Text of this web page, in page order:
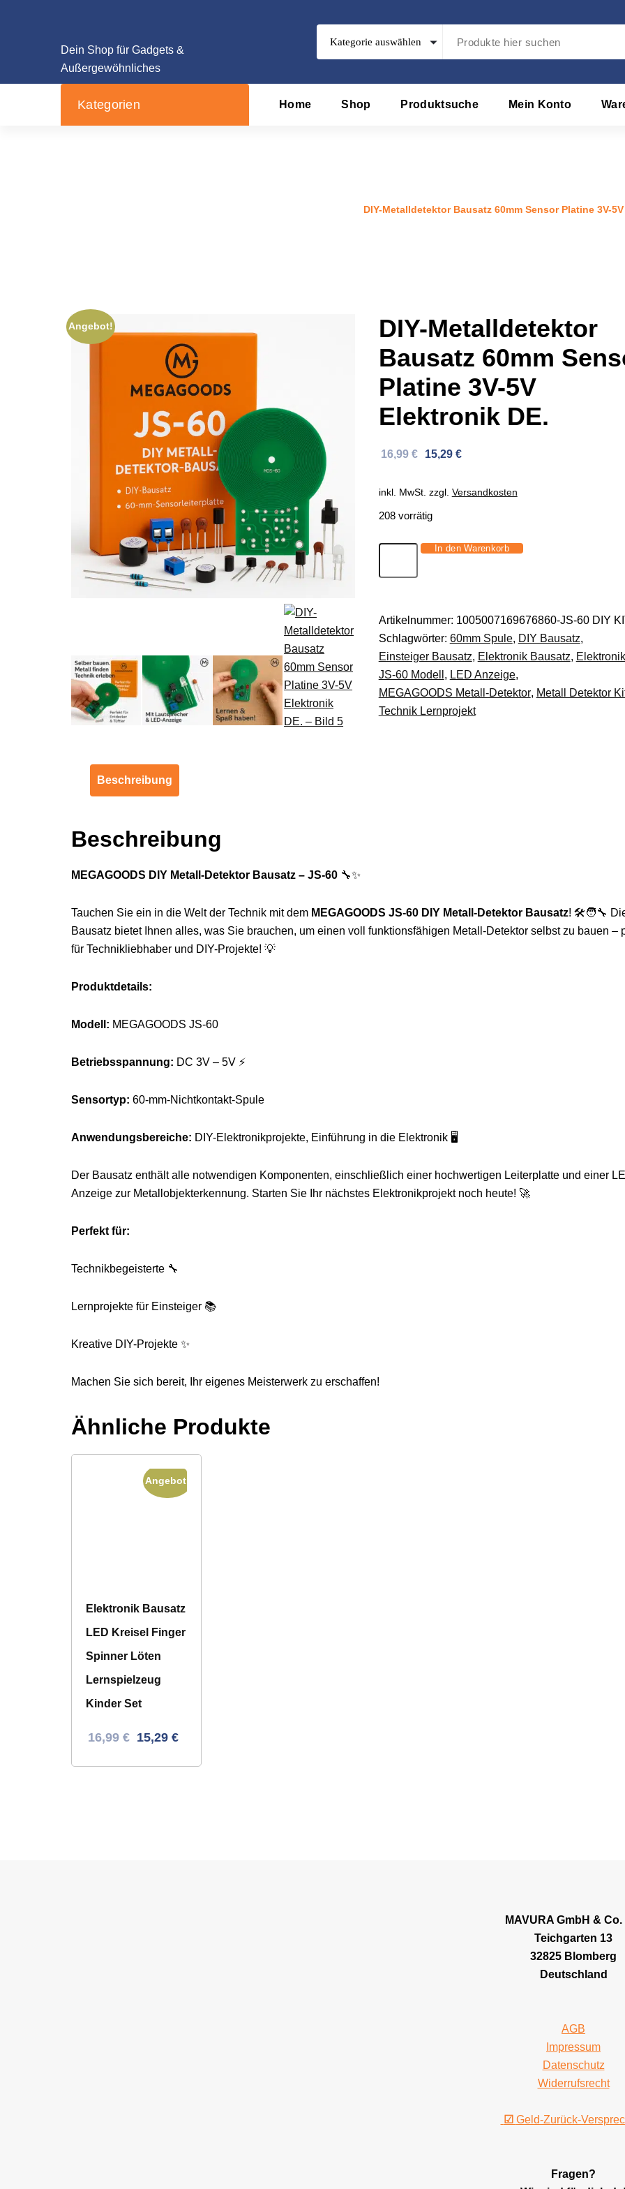
Dein Shop für Gadgets &
Außergewöhnliches
Kategorien Home Shop Produktsuche Mein Konto
DIY-Metalldetektor Bausatz 60mm Sensor Platine 3V-
Angebot!
DIY-Metalldetektor
Bausatz 60mm
Platine 3V-5V
Elektronik DE.
Ursprünglicher
war:
16,99 €
Aktueller
ist:
15,29 €
inkl. MwSt. zzgl. Versandkosten
208 vorrätig
Sensor
Platine
3V-
5V
Elektronik
DE.
In den Warenkorb
Artikelnummer: 1005007169676860-JS-60 DIY
Schlagwörter: 60mm Spule, DIY Bausatz,
Einsteiger Bausatz, Elektronik Bausatz,
JS-60 Modell , LED Anzeige,
MEGAGOODS Metall-Detektor, Metall Detektor
Technik Lernprojekt
Beschreibung
Beschreibung
MEGAGOODS DIY Metall-Detektor Bausatz – JS-60 🔧✨
Tauchen Sie ein in die Welt der Technik mit dem MEGAGOODS JS-60 DIY Metall-Detektor Bausatz! 🛠️🧑🔧
Bausatz bietet Ihnen alles, was Sie brauchen, um einen voll funktionsfähigen Metall-Detektor selbst zu bauen –
für Technikliebhaber und DIY-Projekte! 💡
Produktdetails:
Modell: MEGAGOODS JS-60
Betriebsspannung: DC 3V – 5V ⚡
Sensortyp: 60-mm-Nichtkontakt-Spule
Anwendungsbereiche: DIY-Elektronikprojekte, Einführung in die Elektronik 🖥️
Der Bausatz enthält alle notwendigen Komponenten, einschließlich einer hochwertigen Leiterplatte und einer
Anzeige zur Metallobjekterkennung. Starten Sie Ihr nächstes Elektronikprojekt noch heute! 🚀
Perfekt für:
Technikbegeisterte 🔧
Lernprojekte für Einsteiger 📚
Kreative DIY-Projekte ✨
Machen Sie sich bereit, Ihr eigenes Meisterwerk zu erschaffen!
Ähnliche Produkte
Angebot!
Elektronik Bausatz
LED Kreisel Finger
Spinner Löten
Lernspielzeug
Kinder Set
Ursprünglicher
16,99 € Aktueller
15,29 €
MAVURA GmbH & Co.
Teichgarten 13
32825 Blomberg
Deutschland
AGB
Impressum
Datenschutz
Widerrufsrecht
☑ Geld-Zurück-
Fragen?